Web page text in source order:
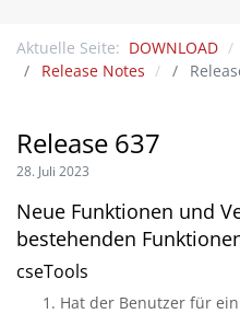
Aktuelle Seite: DOWNLOAD
Release Notes
Release 637
28. Juli 2023
Neue Funktionen und
bestehenden
cseTools
Hat der Benutzer für